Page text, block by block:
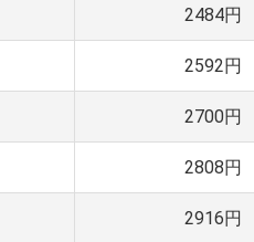
2484円
2592円
2700円
2808円
2916円